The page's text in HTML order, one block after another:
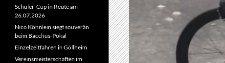
Schüler-Cup in Reute am
26.07.2026
Nico Köhnlein siegt souverän
beim Bacchus-Pokal
Einzelzeitfahren in Göllheim
Vereinsmeisterschaften im